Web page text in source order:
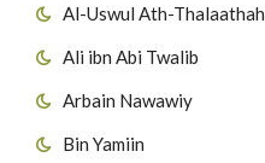
Al-Uswul Ath-Thalaathah
Ali ibn Abi Twalib
Arbain Nawawiy
Bin Yamiin